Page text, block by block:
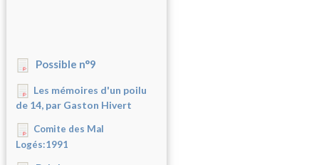
Possible n°9
Les mémoires d'un poilu
de 14, par Gaston Hivert
Comite des Mal
Logés:1991